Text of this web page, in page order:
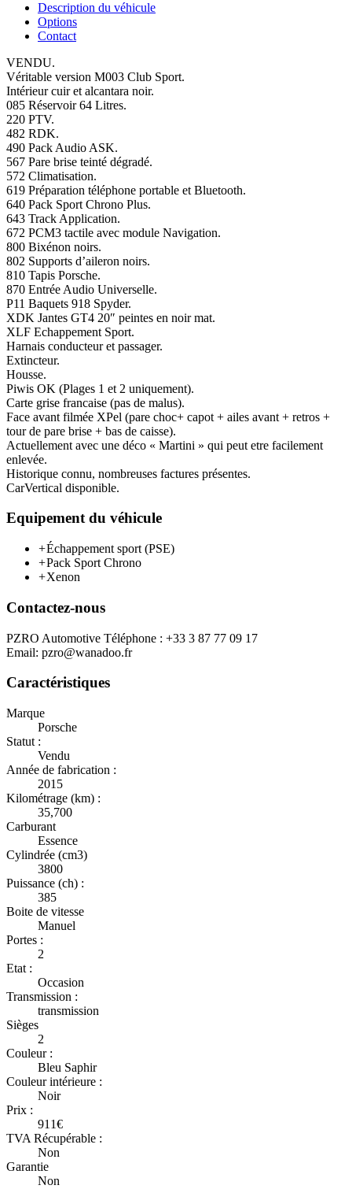
Description du véhicule
Options
Contact
VENDU.
Véritable version M003 Club Sport.
Intérieur cuir et alcantara noir.
085 Réservoir 64 Litres.
220 PTV.
482 RDK.
490 Pack Audio ASK.
567 Pare brise teinté dégradé.
572 Climatisation.
619 Préparation téléphone portable et Bluetooth.
640 Pack Sport Chrono Plus.
643 Track Application.
672 PCM3 tactile avec module Navigation.
800 Bixénon noirs.
802 Supports d’aileron noirs.
810 Tapis Porsche.
870 Entrée Audio Universelle.
P11 Baquets 918 Spyder.
XDK Jantes GT4 20″ peintes en noir mat.
XLF Echappement Sport.
Harnais conducteur et passager.
Extincteur.
Housse.
Piwis OK (Plages 1 et 2 uniquement).
Carte grise francaise (pas de malus).
Face avant filmée XPel (pare choc+ capot + ailes avant + retros +
tour de pare brise + bas de caisse).
Actuellement avec une déco « Martini » qui peut etre facilement
enlevée.
Historique connu, nombreuses factures présentes.
CarVertical disponible.
Equipement du véhicule
+Échappement sport (PSE)
+Pack Sport Chrono
+Xenon
Contactez-nous
PZRO Automotive Téléphone : +33 3 87 77 09 17
Email: pzro@wanadoo.fr
Caractéristiques
Marque
Porsche
Statut :
Vendu
Année de fabrication :
2015
Kilométrage (km) :
35,700
Carburant
Essence
Cylindrée (cm3)
3800
Puissance (ch) :
385
Boite de vitesse
Manuel
Portes :
2
Etat :
Occasion
Transmission :
transmission
Sièges
2
Couleur :
Bleu Saphir
Couleur intérieure :
Noir
Prix :
911€
TVA Récupérable :
Non
Garantie
Non